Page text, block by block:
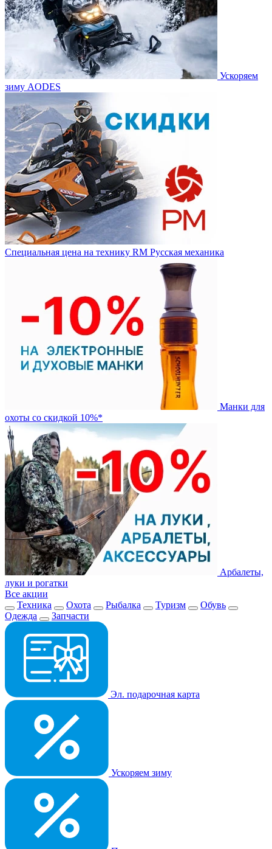
Ускоряем
зиму AODES
Специальная цена на технику RM Русская механика
Манки для
охоты со скидкой 10%*
Арбалеты,
луки и рогатки
Все акции
Техника
Охота Рыбалка Туризм
Обувь
Одежда
Запчасти
Эл. подарочная карта
Ускоряем зиму